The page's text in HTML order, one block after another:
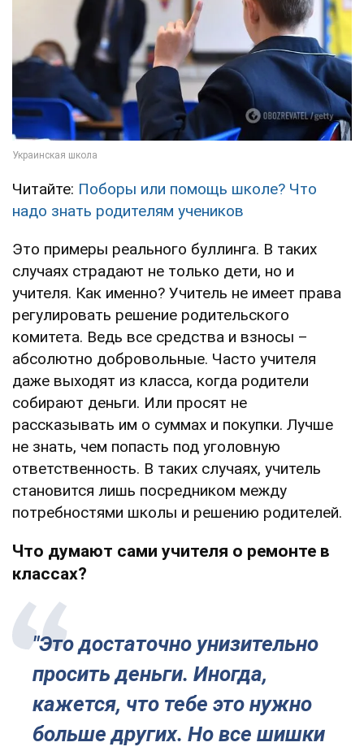
Читайте: Поборы или помощь школе? Что
надо знать родителям учеников
Это примеры реального буллинга. В таких
случаях страдают не только дети, но и
учителя. Как именно? Учитель не имеет права
регулировать решение родительского
комитета. Ведь все средства и взносы –
абсолютно добровольные. Часто учителя
даже выходят из класса, когда родители
собирают деньги. Или просят не
рассказывать им о суммах и покупки. Лучше
не знать, чем попасть под уголовную
ответственность. В таких случаях, учитель
становится лишь посредником между
потребностями школы и решению родителей.
Что думают сами учителя о ремонте в
классах?
"Это достаточно унизительно
просить деньги. Иногда,
кажется, что тебе это нужно
больше других. Но все шишки